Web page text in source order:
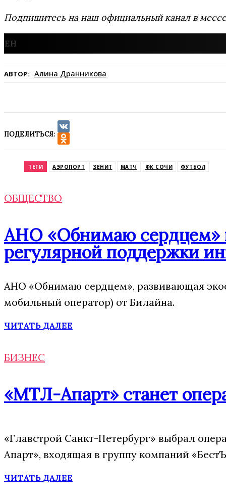
Подпишитесь на наш официальный канал в
АВТОР: Алина Дранникова
ПОДЕЛИТЬСЯ:
VK
ТЕГИ АЭРОПОРТ ЗЕНИТ МАТЧ ФК СОЧИ ФУТБОЛ
ОБЩЕСТВО
АНО «Обнимаю сердцем»
регулярной поддержки
АНО «Обнимаю сердцем», развивающая
мобильный оператор) от Билайна.
ЧИТАТЬ ДАЛЕЕ
БИЗНЕС
«МТЛ-Апарт» станет
«Главстрой Санкт-Петербург» выбрал
Апарт», входящая в группу компаний
ЧИТАТЬ ДАЛЕЕ